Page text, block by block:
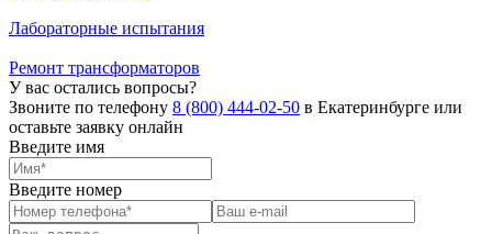
Лабораторные испытания
Ремонт трансформаторов
У вас остались вопросы?
Звоните по телефону 8 (800) 444-02-50 в Екатеринбурге или
оставьте заявку онлайн
Введите имя
Введите номер